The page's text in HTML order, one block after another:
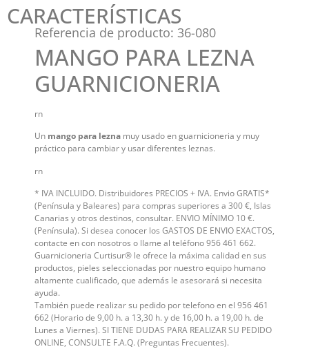
CARACTERÍSTICAS
Referencia de producto: 36-080
MANGO PARA LEZNA
GUARNICIONERIA
rn
Un mango para lezna muy usado en guarnicioneria y muy
práctico para cambiar y usar diferentes leznas.
rn
* IVA INCLUIDO. Distribuidores PRECIOS + IVA. Envio GRATIS*
(Península y Baleares) para compras superiores a 300 €, Islas
Canarias y otros destinos, consultar. ENVIO MÍNIMO 10 €.
(Península). Si desea conocer los GASTOS DE ENVIO EXACTOS,
contacte en con nosotros o llame al teléfono 956 461 662.
Guarnicioneria Curtisur® le ofrece la máxima calidad en sus
productos, pieles seleccionadas por nuestro equipo humano
altamente cualificado, que además le asesorará si necesita
ayuda.
También puede realizar su pedido por telefono en el 956 461
662 (Horario de 9,00 h. a 13,30 h. y de 16,00 h. a 19,00 h. de
Lunes a Viernes). SI TIENE DUDAS PARA REALIZAR SU PEDIDO
ONLINE, CONSULTE F.A.Q. (Preguntas Frecuentes).